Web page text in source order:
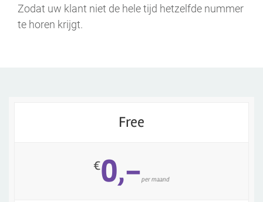
Zodat uw klant niet de hele tijd hetzelfde nummer
te horen krijgt.
Free
€0,-per maand